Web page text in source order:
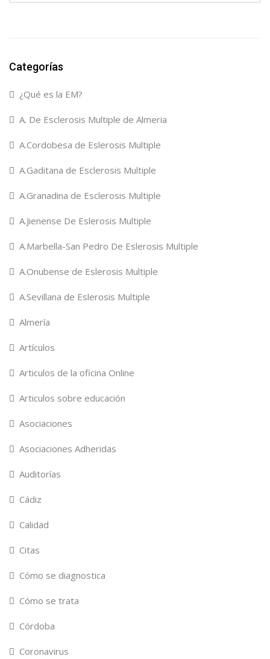
Categorías
¿Qué es la EM?
A. De Esclerosis Multiple de Almeria
A.Cordobesa de Eslerosis Multiple
A.Gaditana de Esclerosis Multiple
A.Granadina de Esclerosis Multiple
A.Jienense De Eslerosis Multiple
A.Marbella-San Pedro De Eslerosis Multiple
A.Onubense de Eslerosis Multiple
A.Sevillana de Eslerosis Multiple
Almería
Artículos
Articulos de la oficina Online
Articulos sobre educación
Asociaciones
Asociaciones Adheridas
Auditorías
Cádiz
Calidad
Citas
Cómo se diagnostica
Cómo se trata
Córdoba
Coronavirus